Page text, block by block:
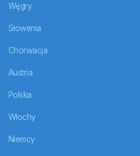
Węgry
Słowenia
Chorwacja
Austria
Polska
Włochy
Niemcy